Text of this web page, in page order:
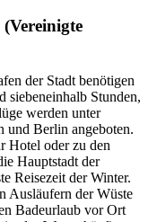
der Stadt benötigen
siebeneinhalb Stunden,
werden unter
und Berlin angeboten.
Hotel oder zu den
Hauptstadt der
Reisezeit der Winter.
Ausläufern der Wüste
Badeurlaub vor Ort